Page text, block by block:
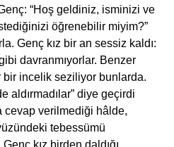
“Hoş geldiniz, isminizi ve
öğrenebilir miyim?”
Genç kız bir an sessiz kaldı:
davranmıyorlar. Benzer
bir incelik seziliyor bunlarda.
aldırmadılar” diye geçirdi
cevap verilmediği hâlde,
tebessümü